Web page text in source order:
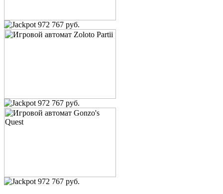
972 767 руб.
972 767 руб.
972 767 руб.
6 500 руб.
user_1190264
Cleopatra
Valley of the Gods
5 600 руб.
МРАК
25 000 руб.
osobist